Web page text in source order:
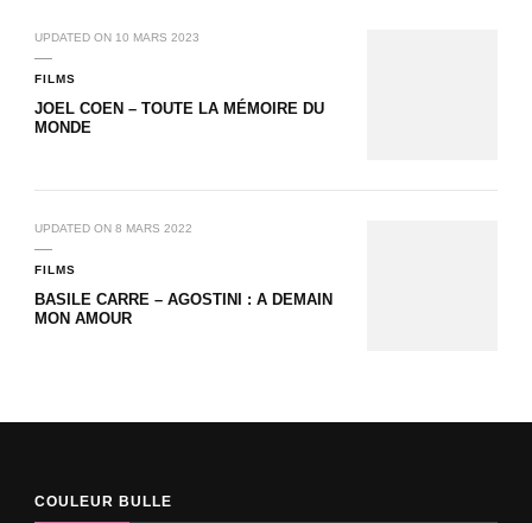
UPDATED ON 10 MARS 2023
FILMS
JOEL COEN – TOUTE LA MÉMOIRE DU
MONDE
UPDATED ON 8 MARS 2022
FILMS
BASILE CARRE – AGOSTINI : A DEMAIN
MON AMOUR
COULEUR BULLE